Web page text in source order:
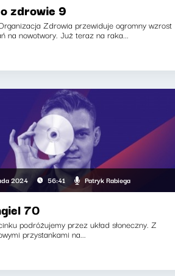
zdrowie 9
Zdrowia przewiduje ogromny wzrost
na nowotwory. Już teraz na raka...
2024 56:41 Patryk Rabiega
70
podróżujemy przez układ słoneczny. Z
przystankami na...